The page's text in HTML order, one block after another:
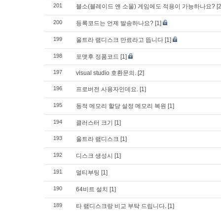
201 블소(블레이드 앤 소울) 게임에도 적용이 가능하나요?
200 등록코드는 언제 발송하나요? [1]
199 울트라 램디스크 만료라고 뜹니다 [1]
198 포맷후 정품코드 [1]
197 visual studio 호환문의. [2]
196 프로버전 사용자인데요. [1]
195 동적 메모리 할당 설정 메모리 복원 [1]
194 클러스터 크기 [1]
193 울트라 램디스크 [1]
192 디스크 생성시 [1]
191 멀티부팅 [1]
190 64비트 설치 [1]
189 타 램디스크랑 비교 부탁 드립니다. [1]